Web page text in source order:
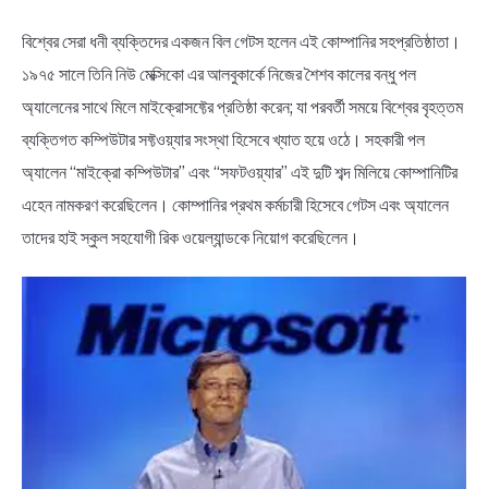
বিশ্বের সেরা ধনী ব্যক্তিদের একজন বিল গেটস হলেন এই কোম্পানির সহপ্রতিষ্ঠাতা।
১৯৭৫ সালে তিনি নিউ মেক্সিকো এর আলবুকার্কে নিজের শৈশব কালের বন্ধু পল
অ্যালেনের সাথে মিলে মাইক্রোসফ্টের প্রতিষ্ঠা করেন; যা পরবর্তী সময়ে বিশ্বের বৃহত্তম
ব্যক্তিগত কম্পিউটার সফ্টওয়্যার সংস্থা হিসেবে খ্যাত হয়ে ওঠে। সহকারী পল
অ্যালেন “মাইক্রো কম্পিউটার” এবং “সফটওয়্যার” এই দুটি শব্দ মিলিয়ে কোম্পানিটির
এহেন নামকরণ করেছিলেন। কোম্পানির প্রথম কর্মচারী হিসেবে গেটস এবং অ্যালেন
তাদের হাই স্কুল সহযোগী রিক ওয়েল্যান্ডকে নিয়োগ করেছিলেন।